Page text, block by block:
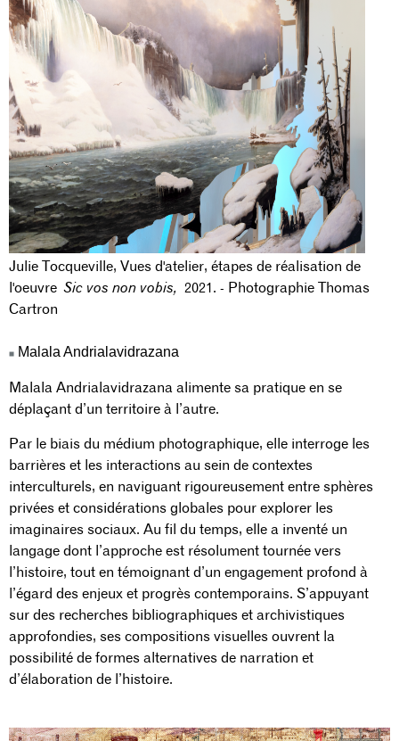
Julie Tocqueville, Vues d'atelier, étapes de réalisation de
l'oeuvreSic vos non vobis, 2021. - Photographie Thomas
Cartron
Malala Andrialavidrazana
Malala Andrialavidrazana alimente sa pratique en se
déplaçant d’un territoire à l’autre.
Par le biais du médium photographique, elle interroge les
barrières et les interactions au sein de contextes
interculturels, en naviguant rigoureusement entre sphères
privées et considérations globales pour explorer les
imaginaires sociaux. Au fil du temps, elle a inventé un
langage dont l’approche est résolument tournée vers
l’histoire, tout en témoignant d’un engagement profond à
l’égard des enjeux et progrès contemporains. S’appuyant
sur des recherches bibliographiques et archivistiques
approfondies, ses compositions visuelles ouvrent la
possibilité de formes alternatives de narration et
d’élaboration de l’histoire.